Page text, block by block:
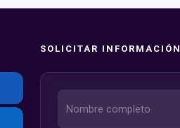
SOLICITAR INFORMACIÓN